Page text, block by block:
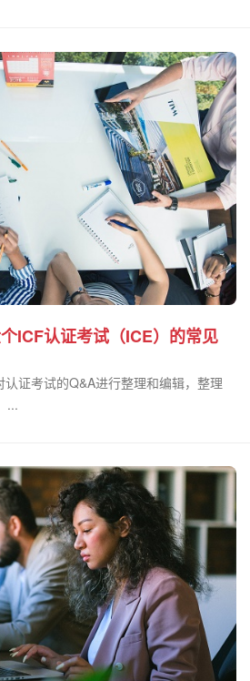
个ICF认证考试（ICE）的常见
证考试的Q&A进行整理和编辑，整理
...